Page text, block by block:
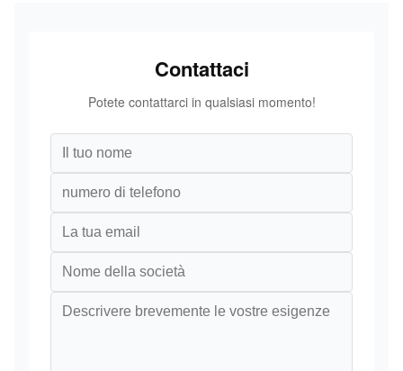
Contattaci
Potete contattarci in qualsiasi momento!